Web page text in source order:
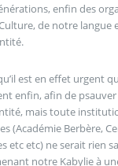
enfin des
de notre langue
est en effet urgent
enfin, afin de
mais toute
(Académie Berbère,
etc etc) ne serait rien
notre Kabylie à